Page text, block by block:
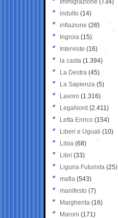
Immigrazione (734)
indulto (14)
inflazione (26)
Ingroia (15)
Interviste (16)
la casta (1.394)
La Destra (45)
La Sapienza (5)
Lavoro (1.316)
LegaNord (2.411)
Letta Enrico (154)
Liberi e Uguali (10)
Libia (68)
Libri (33)
Liguria Futurista (25)
mafia (543)
manifesto (7)
Margherita (16)
Maroni (171)